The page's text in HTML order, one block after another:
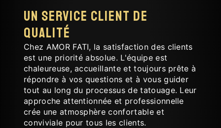
Un Service Client de
Qualité
Chez AMOR FATI, la satisfaction des clients
est une priorité absolue. L'équipe est
chaleureuse, accueillante et toujours prête à
répondre à vos questions et à vous guider
tout au long du processus de tatouage. Leur
approche attentionnée et professionnelle
crée une atmosphère confortable et
conviviale pour tous les clients.